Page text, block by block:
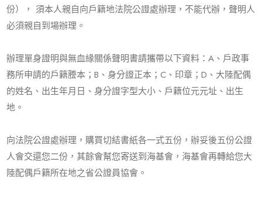
份）， 須本人親自向戶籍地法院公證處辦理，不能代辦，聲明人
必須親自到場辦理。
辦理單身證明與無血緣關係聲明書請攜帶以下資料：A、戶政事
務所申請的戶籍謄本；B、身分證正本；C、印章；D、大陸配偶
的姓名、出生年月日、身分證字型大小、戶籍位元元址、出生
地。
向法院公證處辦理，購買切結書紙各一式五份，辦妥後五份公證
人會交還您二份，其餘會幫您寄送到海基會，海基會再轉給您大
陸配偶戶籍所在地之省公證員協會。